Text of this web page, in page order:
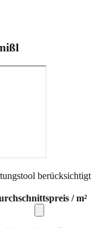
/ m²